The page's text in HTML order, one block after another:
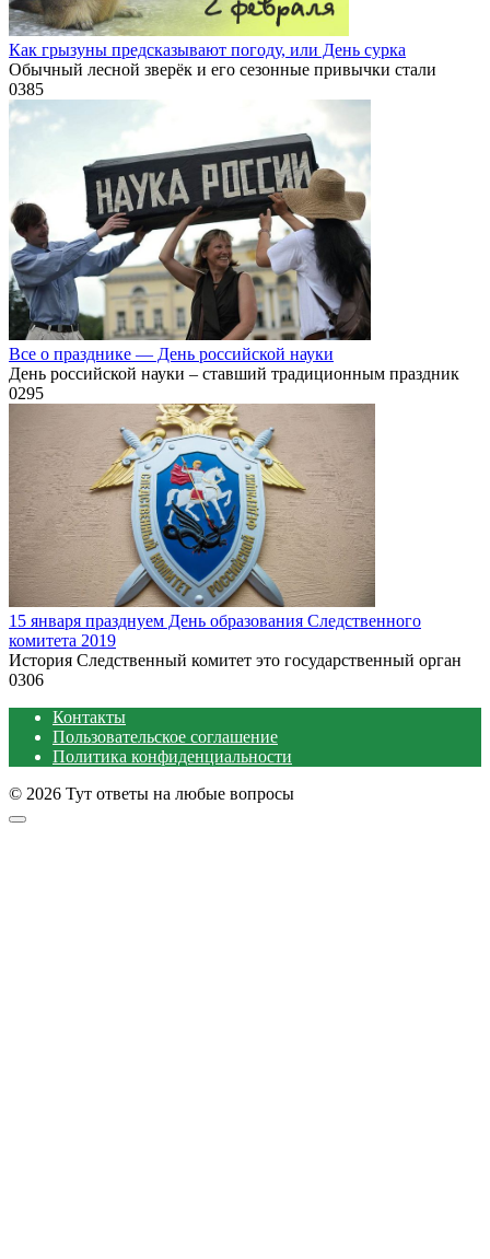
Как грызуны предсказывают погоду, или День сурка
Обычный лесной зверёк и его сезонные привычки стали
0385
Все о празднике — День российской науки
День российской науки – ставший традиционным праздник
0295
15 января празднуем День образования Следственного
комитета 2019
История Следственный комитет это государственный орган
0306
Контакты
Пользовательское соглашение
Политика конфиденциальности
© 2026 Тут ответы на любые вопросы